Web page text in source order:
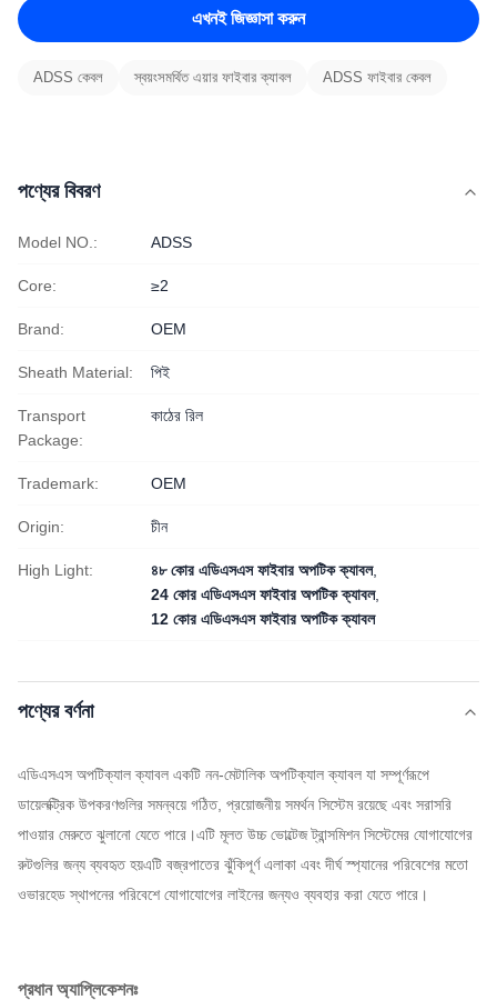
এখনই জিজ্ঞাসা করুন
ADSS কেবল স্বয়ংসমর্থিত এয়ার ফাইবার ক্যাবল ADSS ফাইবার কেবল
পণ্যের বিবরণ
Model NO.: ADSS
Core: ≥2
Brand: OEM
Sheath Material: পিই
Transport
Package:
কাঠের রিল
Trademark: OEM
Origin: চীন
High Light: ৪৮ কোর এডিএসএস ফাইবার অপটিক ক্যাবল,
24 কোর এডিএসএস ফাইবার অপটিক ক্যাবল,
12 কোর এডিএসএস ফাইবার অপটিক ক্যাবল
পণ্যের বর্ণনা
এডিএসএস অপটিক্যাল ক্যাবল একটি নন-মেটালিক অপটিক্যাল ক্যাবল যা সম্পূর্ণরূপে
ডায়েলক্ট্রিক উপকরণগুলির সমন্বয়ে গঠিত, প্রয়োজনীয় সমর্থন সিস্টেম রয়েছে এবং সরাসরি
পাওয়ার মেরুতে ঝুলানো যেতে পারে।এটি মূলত উচ্চ ভোল্টেজ ট্রান্সমিশন সিস্টেমের যোগাযোগের
রুটগুলির জন্য ব্যবহৃত হয়এটি বজ্রপাতের ঝুঁকিপূর্ণ এলাকা এবং দীর্ঘ স্প্যানের পরিবেশের মতো
ওভারহেড স্থাপনের পরিবেশে যোগাযোগের লাইনের জন্যও ব্যবহার করা যেতে পারে।
প্রধান অ্যাপ্লিকেশনঃ